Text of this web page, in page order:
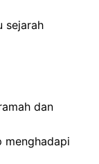
sejarah
dan
menghadapi